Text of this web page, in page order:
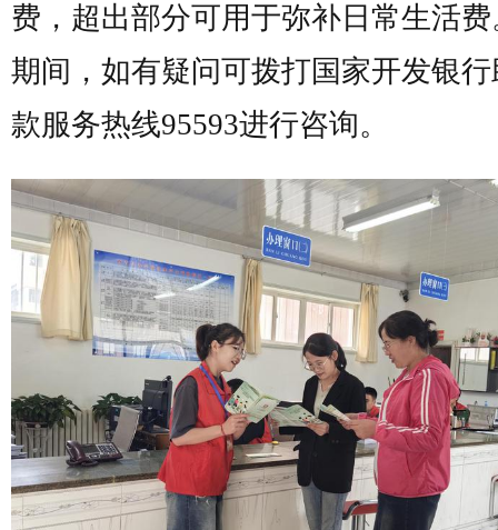
费，超出部分可用于弥补日常生活
期间，如有疑问可拨打国家开发银
款服务热线95593进行咨询。